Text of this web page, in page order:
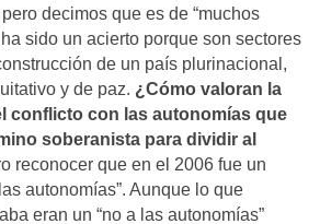
decimos que es de “muchos
sido un acierto porque son sectores
de un país plurinacional,
y de paz. ¿Cómo valoran la
conflicto con las autonomías que
soberanista para dividir al
reconocer que en el 2006 fue un
autonomías”. Aunque lo que
eran un “no a las autonomías”